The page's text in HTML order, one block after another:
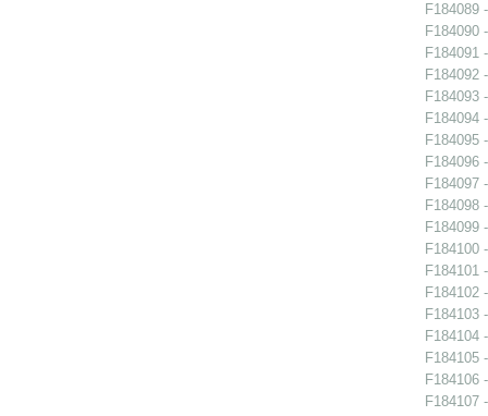
F184089
F184090
F184091
F184092
F184093
F184094
F184095
F184096
F184097
F184098
F184099
F184100
F184101
F184102
F184103
F184104
F184105
F184106
F184107